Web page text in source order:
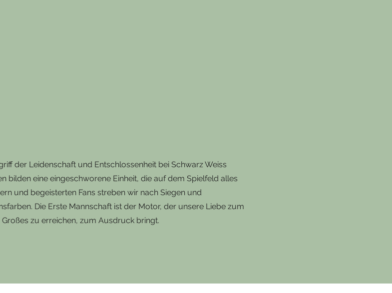
der Leidenschaft und Entschlossenheit bei Schwarz Weiss
bilden eine eingeschworene Einheit, die auf dem Spielfeld alles
und begeisterten Fans streben wir nach Siegen und
Die Erste Mannschaft ist der Motor, der unsere Liebe zum
zu erreichen, zum Ausdruck bringt.